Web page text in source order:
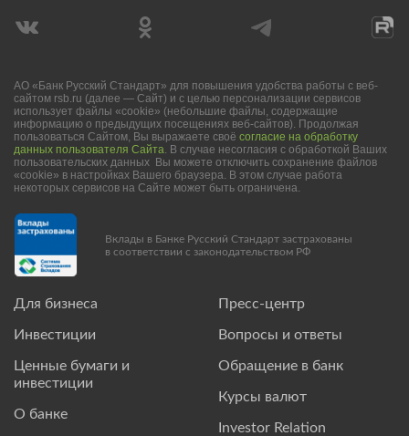
Для бизнеса
Инвестиции
Ценные бумаги и
инвестиции
О банке
Пресс-центр
Вопросы и ответы
Обращение в банк
Курсы валют
Investor Relation
АО «Банк Русский Стандарт» для повышения удобства работы с веб-
сайтом rsb.ru (далее — Сайт) и с целью персонализации сервисов
использует файлы «cookie» (небольшие файлы, содержащие
информацию о предыдущих посещениях веб-сайтов). Продолжая
пользоваться Сайтом, Вы выражаете своё согласие на обработку
данных пользователя Сайта. В случае несогласия с обработкой Ваших
пользовательских данных Вы можете отключить сохранение файлов
«cookie» в настройках Вашего браузера. В этом случае работа
некоторых сервисов на Сайте может быть ограничена.
Вклады в Банке Русский Стандарт застрахованы
в соответствии с законодательством РФ